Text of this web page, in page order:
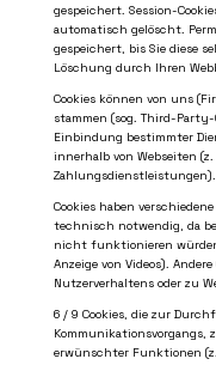
gespeichert. Session-
automatisch gelöscht.
gespeichert, bis Sie diese
Löschung durch Ihren
Cookies können von uns
stammen (sog. Third-
Einbindung bestimmter
innerhalb von Webseiten
Zahlungsdienstleistungen).
Cookies haben
technisch notwendig, da
nicht funktionieren
Anzeige von Videos).
Nutzerverhaltens oder zu
6 / 9 Cookies, die zur
Kommunikationsvorgangs,
erwünschter Funktionen